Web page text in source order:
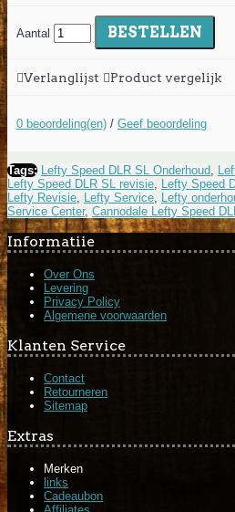
Aantal BESTELLEN
Verlanglijst Product vergelijk
0 beoordeling(en) / Geef beoordeling
Tags: Lefty Speed DLR SL Onderhoud,
Lefty Speed DLR SL revisie, Lefty Speed
Lefty Revisie, Lefty Service, Lefty
Service Center, Cannodale Lefty Speed
Informatiie
Over Ons
Levering
Privacy Policy
Algemene voorwaarden
Klanten Service
Contact
Retourneren
Sitemap
Extras
Merken
links
Cadeaubon